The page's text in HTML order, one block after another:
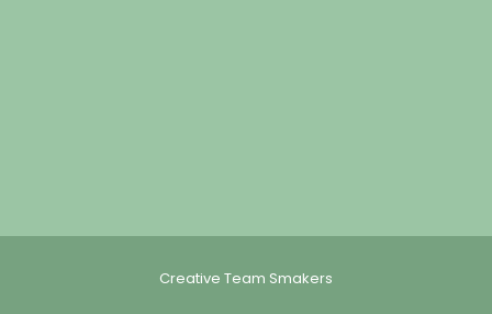
Creative Team Smakers